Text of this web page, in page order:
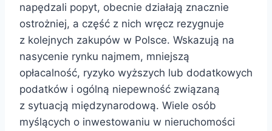
napędzali popyt, obecnie działają znacznie
ostrożniej, a część z nich wręcz rezygnuje
z kolejnych zakupów w Polsce. Wskazują na
nasycenie rynku najmem, mniejszą
opłacalność, ryzyko wyższych lub dodatkowych
podatków i ogólną niepewność związaną
z sytuacją międzynarodową. Wiele osób
myślących o inwestowaniu w nieruchomości